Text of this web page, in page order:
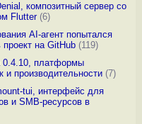
композитный сервер со
Flutter(6)
AI-агент попытался
на GitHub(119)
0.4.10, платформы
и производительности(7)
tui, интерфейс для
и SMB-ресурсов в